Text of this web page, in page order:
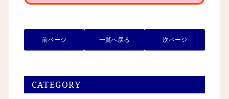
前ページ 一覧へ戻る 次ページ
CATEGORY